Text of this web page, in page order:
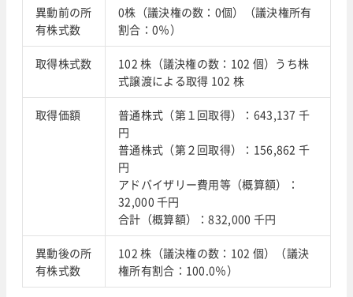
異動前の所
有株式数
0株（議決権の数：0個）（議決権所有
割合：0％）
取得株式数
102 株（議決権の数：102 個）うち株
式譲渡による取得 102 株
取得価額
普通株式（第１回取得）：643,137 千
円
普通株式（第２回取得）：156,862 千
円
アドバイザリー費用等（概算額）：
32,000 千円
合計（概算額）：832,000 千円
異動後の所
有株式数
102 株（議決権の数：102 個）（議決
権所有割合：100.0％）